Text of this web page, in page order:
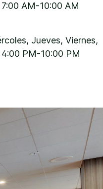
AM-10:00 AM
Jueves, Viernes,
PM-10:00 PM